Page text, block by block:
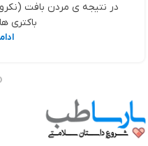
در نتیجه ی مردن بافت
باکتری